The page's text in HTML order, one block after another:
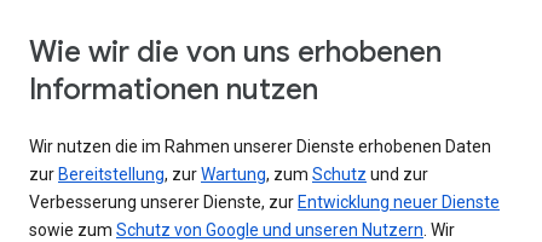
Wie wir die von uns erhobenen
Informationen nutzen
Wir nutzen die im Rahmen unserer Dienste erhobenen Daten
zur Bereitstellung, zurWartung, zum Schutz und zur
Verbesserung unserer Dienste, zur Entwicklung neuer Dienste
sowie zum Schutz von Google und unseren Nutzern. Wir